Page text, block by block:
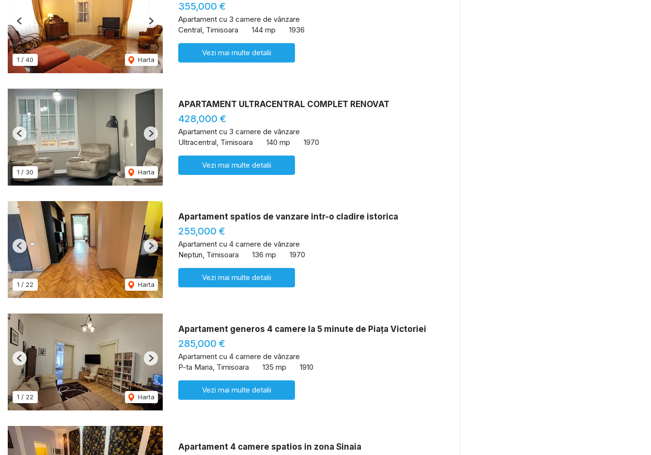
1 / 40 Harta
Previous Next
355,000 €
Apartament cu 3 camere de vânzare
Central, Timisoara
144 mp 1936
Vezi mai multe detalii
1 / 30 Harta
Previous Next
APARTAMENT ULTRACENTRAL COMPLET RENOVAT
428,000 €
Apartament cu 3 camere de vânzare
Ultracentral, Timisoara
140 mp 1970
Vezi mai multe detalii
1 / 22 Harta
Previous Next
Apartament spatios de vanzare intr-o cladire istorica
255,000 €
Apartament cu 4 camere de vânzare
Neptun, Timisoara
136 mp 1970
Vezi mai multe detalii
1 / 22 Harta
Previous Next
Apartament generos 4 camere la 5 minute de Piața Victoriei
285,000 €
Apartament cu 4 camere de vânzare
P-ta Maria, Timisoara
135 mp 1910
Vezi mai multe detalii
Apartament 4 camere spatios in zona Sinaia